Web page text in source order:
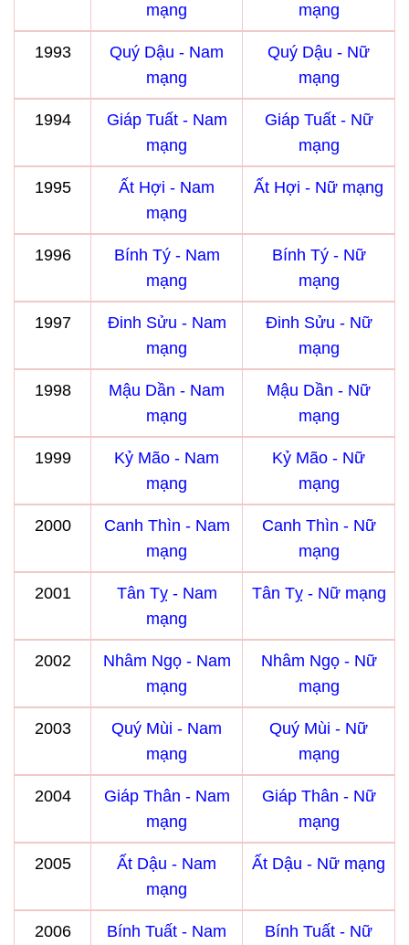
mạng
mạng
1993
Quý Dậu - Nam
mạng
Quý Dậu - Nữ
mạng
1994
Giáp Tuất - Nam
mạng
Giáp Tuất - Nữ
mạng
1995
Ất Hợi - Nam
mạng
Ất Hợi - Nữ mạng
1996
Bính Tý - Nam
mạng
Bính Tý - Nữ
mạng
1997
Đinh Sửu - Nam
mạng
Đinh Sửu - Nữ
mạng
1998
Mậu Dần - Nam
mạng
Mậu Dần - Nữ
mạng
1999
Kỷ Mão - Nam
mạng
Kỷ Mão - Nữ
mạng
2000
Canh Thìn - Nam
mạng
Canh Thìn - Nữ
mạng
2001
Tân Tỵ - Nam
mạng
Tân Tỵ - Nữ mạng
2002
Nhâm Ngọ - Nam
mạng
Nhâm Ngọ - Nữ
mạng
2003
Quý Mùi - Nam
mạng
Quý Mùi - Nữ
mạng
2004
Giáp Thân - Nam
mạng
Giáp Thân - Nữ
mạng
2005
Ất Dậu - Nam
mạng
Ất Dậu - Nữ mạng
2006
Bính Tuất - Nam
Bính Tuất - Nữ